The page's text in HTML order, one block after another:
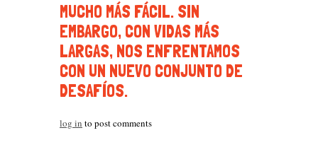
DC
-
CAPITAL
DIGESTIVE
MUCHO MÁS FÁCIL. SIN
EMBARGO, CON VIDAS MÁS
LARGAS, NOS ENFRENTAMOS
CON UN NUEVO CONJUNTO DE
DESAFÍOS.
log in to post comments